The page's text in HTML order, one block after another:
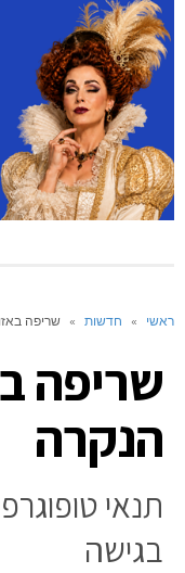
ראשי » חדשות » שריפה
שריפה
הנקרה
תנאי
בגישה